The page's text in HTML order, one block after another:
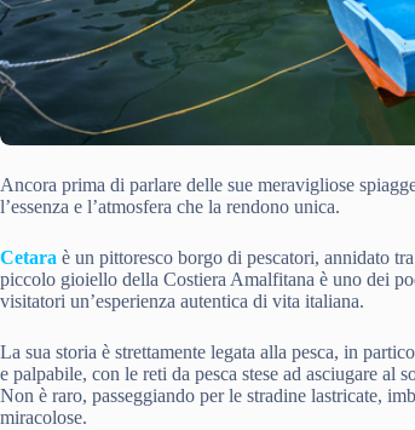
Ancora prima di parlare delle sue meravigliose
l’essenza e l’atmosfera che la rendono unica.
Cetara è un pittoresco borgo di pescatori, annidato
piccolo gioiello della Costiera Amalfitana è uno dei
visitatori un’esperienza autentica di vita italiana.
La sua storia è strettamente legata alla pesca, in
e palpabile, con le reti da pesca stese ad asciugare al
Non è raro, passeggiando per le stradine lastricate,
miracolose.